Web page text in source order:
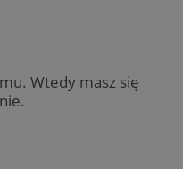
Wtedy masz się